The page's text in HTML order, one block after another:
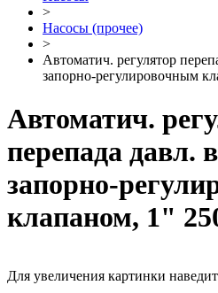
>
Насосы (прочее)
>
Автоматич. регулятор
запорно-регулировочным
Автоматич.
перепада давл.
запорно-
клапаном, 1"
Для увеличения картинки